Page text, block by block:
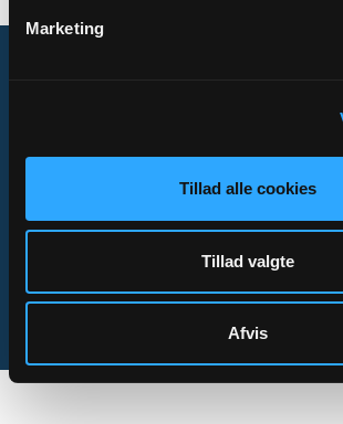
Marketing
Tillad alle cookies
Tillad valgte
Afvis
Tilgængelighedserklæring
Kontakt